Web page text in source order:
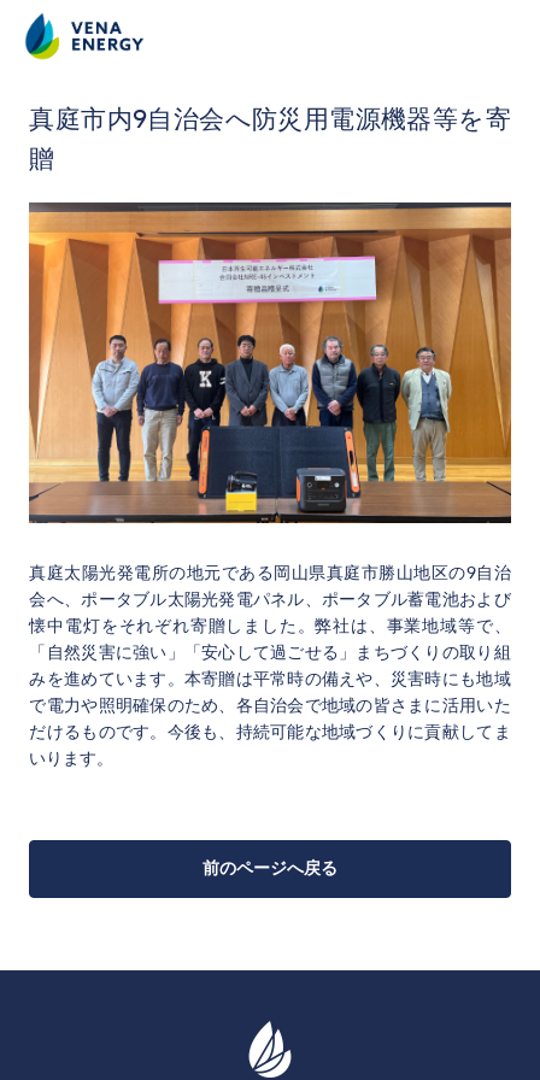
2025.3.22
真庭市内9自治会へ防災用電源機器等を寄
贈
真庭太陽光発電所の地元である岡山県真庭市勝山地区の9自治
会へ、ポータブル太陽光発電パネル、ポータブル蓄電池および
懐中電灯をそれぞれ寄贈しました。弊社は、事業地域等で、
「自然災害に強い」「安心して過ごせる」まちづくりの取り組
みを進めています。本寄贈は平常時の備えや、災害時にも地域
で電力や照明確保のため、各自治会で地域の皆さまに活用いた
だけるものです。今後も、持続可能な地域づくりに貢献してま
いります。
前のページへ戻る